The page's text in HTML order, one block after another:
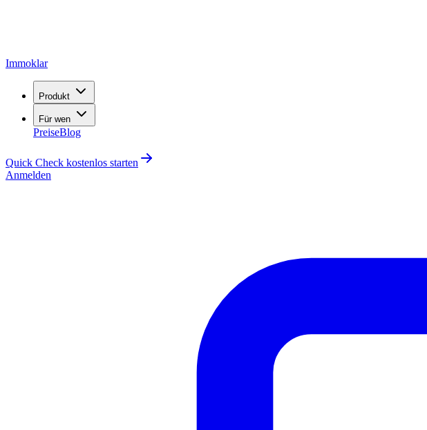
Immoklar
Produkt
Für wen
PreiseBlog
Quick Check kostenlos starten
Anmelden